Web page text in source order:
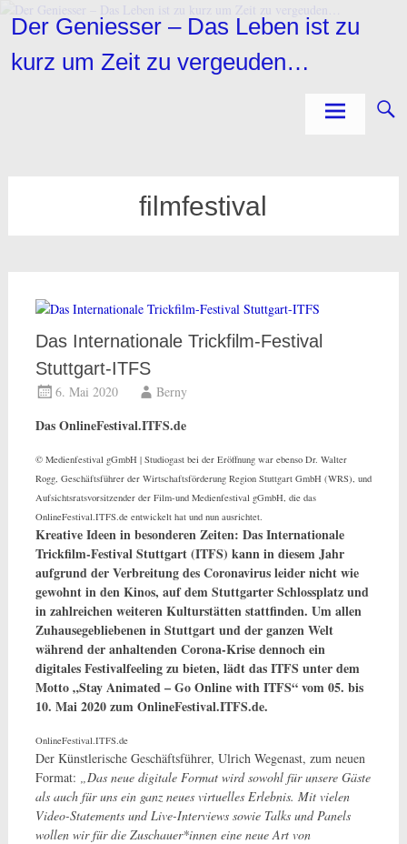
Zum
InhaltDer Geniesser – Das Leben ist zu
kurz um Zeit zu vergeuden…
filmfestival
Das Internationale Trickfilm-Festival
Stuttgart-ITFS
6. Mai 2020 Berny
Das OnlineFestival.ITFS.de
© Medienfestival gGmbH | Studiogast bei der Eröffnung war ebenso Dr. Walter
Rogg, Geschäfts­führer der Wirtschafts­förderung Region Stuttgart GmbH (WRS), und
Aufsichts­rats­vor­sitzender der Film-und Medienfestival gGmbH, die das
OnlineFestival.ITFS.de entwickelt hat und nun ausrichtet.
Kreative Ideen in besonderen Zeiten: Das Internationale
Trickfilm-Festival Stuttgart (ITFS) kann in diesem Jahr
aufgrund der Verbreitung des Coronavirus leider nicht wie
gewohnt in den Kinos, auf dem Stuttgarter Schlossplatz und
in zahlreichen weiteren Kulturstätten stattfinden. Um allen
Zuhausegebliebenen in Stuttgart und der ganzen Welt
während der anhaltenden Corona-Krise dennoch ein
digitales Festivalfeeling zu bieten, lädt das ITFS unter dem
Motto „Stay Animated – Go Online with ITFS“ vom 05. bis
10. Mai 2020 zum OnlineFestival.ITFS.de.
OnlineFestival.ITFS.de
Der Künstlerische Geschäftsführer, Ulrich Wegenast, zum neuen
Format: „Das neue digitale Format wird sowohl für unsere Gäste
als auch für uns ein ganz neues virtuelles Erlebnis. Mit vielen
Video-Statements und Live-Interviews sowie Talks und Panels
wollen wir für die Zuschauer*innen eine neue Art von